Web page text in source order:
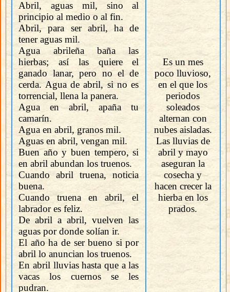
Abril, aguas mil, sino al
principio al medio o al fin.
Abril, para ser abril, ha de
tener aguas mil.
Agua abrileña baña las
hierbas; así las quiere el
ganado lanar, pero no el de
cerda. Agua de abril, si no es
torrencial, llena la panera.
Agua en abril, apaña tu
camarín.
Agua en abril, granos mil.
Aguas en abril, vengan mil.
Buen año y buen tempero, si
en abril abundan los truenos.
Cuando abril truena, noticia
buena.
Cuando truena en abril, el
labrador es feliz.
De abril a abril, vuelven las
aguas por donde solían ir.
El año ha de ser bueno si por
abril lo anuncian los truenos.
En abril lluvias hasta que a las
vacas los cuernos se les
pudran.
Es un mes
poco lluvioso,
en el que los
periodos
soleados
alternan con
nubes aisladas.
Las lluvias de
abril y mayo
aseguran la
cosecha y
hacen crecer la
hierba en los
prados.